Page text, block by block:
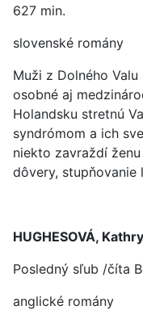
627 min.
slovenské romány
Muži z Dolného
osobné aj
Holandsku stretnú
syndrómom a ich
niekto zavraždí
dôvery,
HUGHESOVÁ,
Posledný sľub /číta
anglické romány